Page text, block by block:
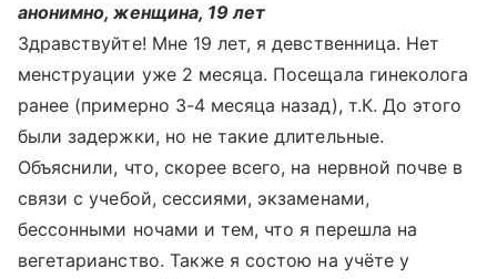
анонимно, женщина, 19 лет
Здравствуйте! Мне 19 лет, я девственница. Нет
менструации уже 2 месяца. Посещала гинеколога
ранее (примерно 3-4 месяца назад), т.К. До этого
были задержки, но не такие длительные.
Объяснили, что, скорее всего, на нервной почве в
связи с учебой, сессиями, экзаменами,
бессонными ночами и тем, что я перешла на
вегетарианство. Также я состою на учёте у